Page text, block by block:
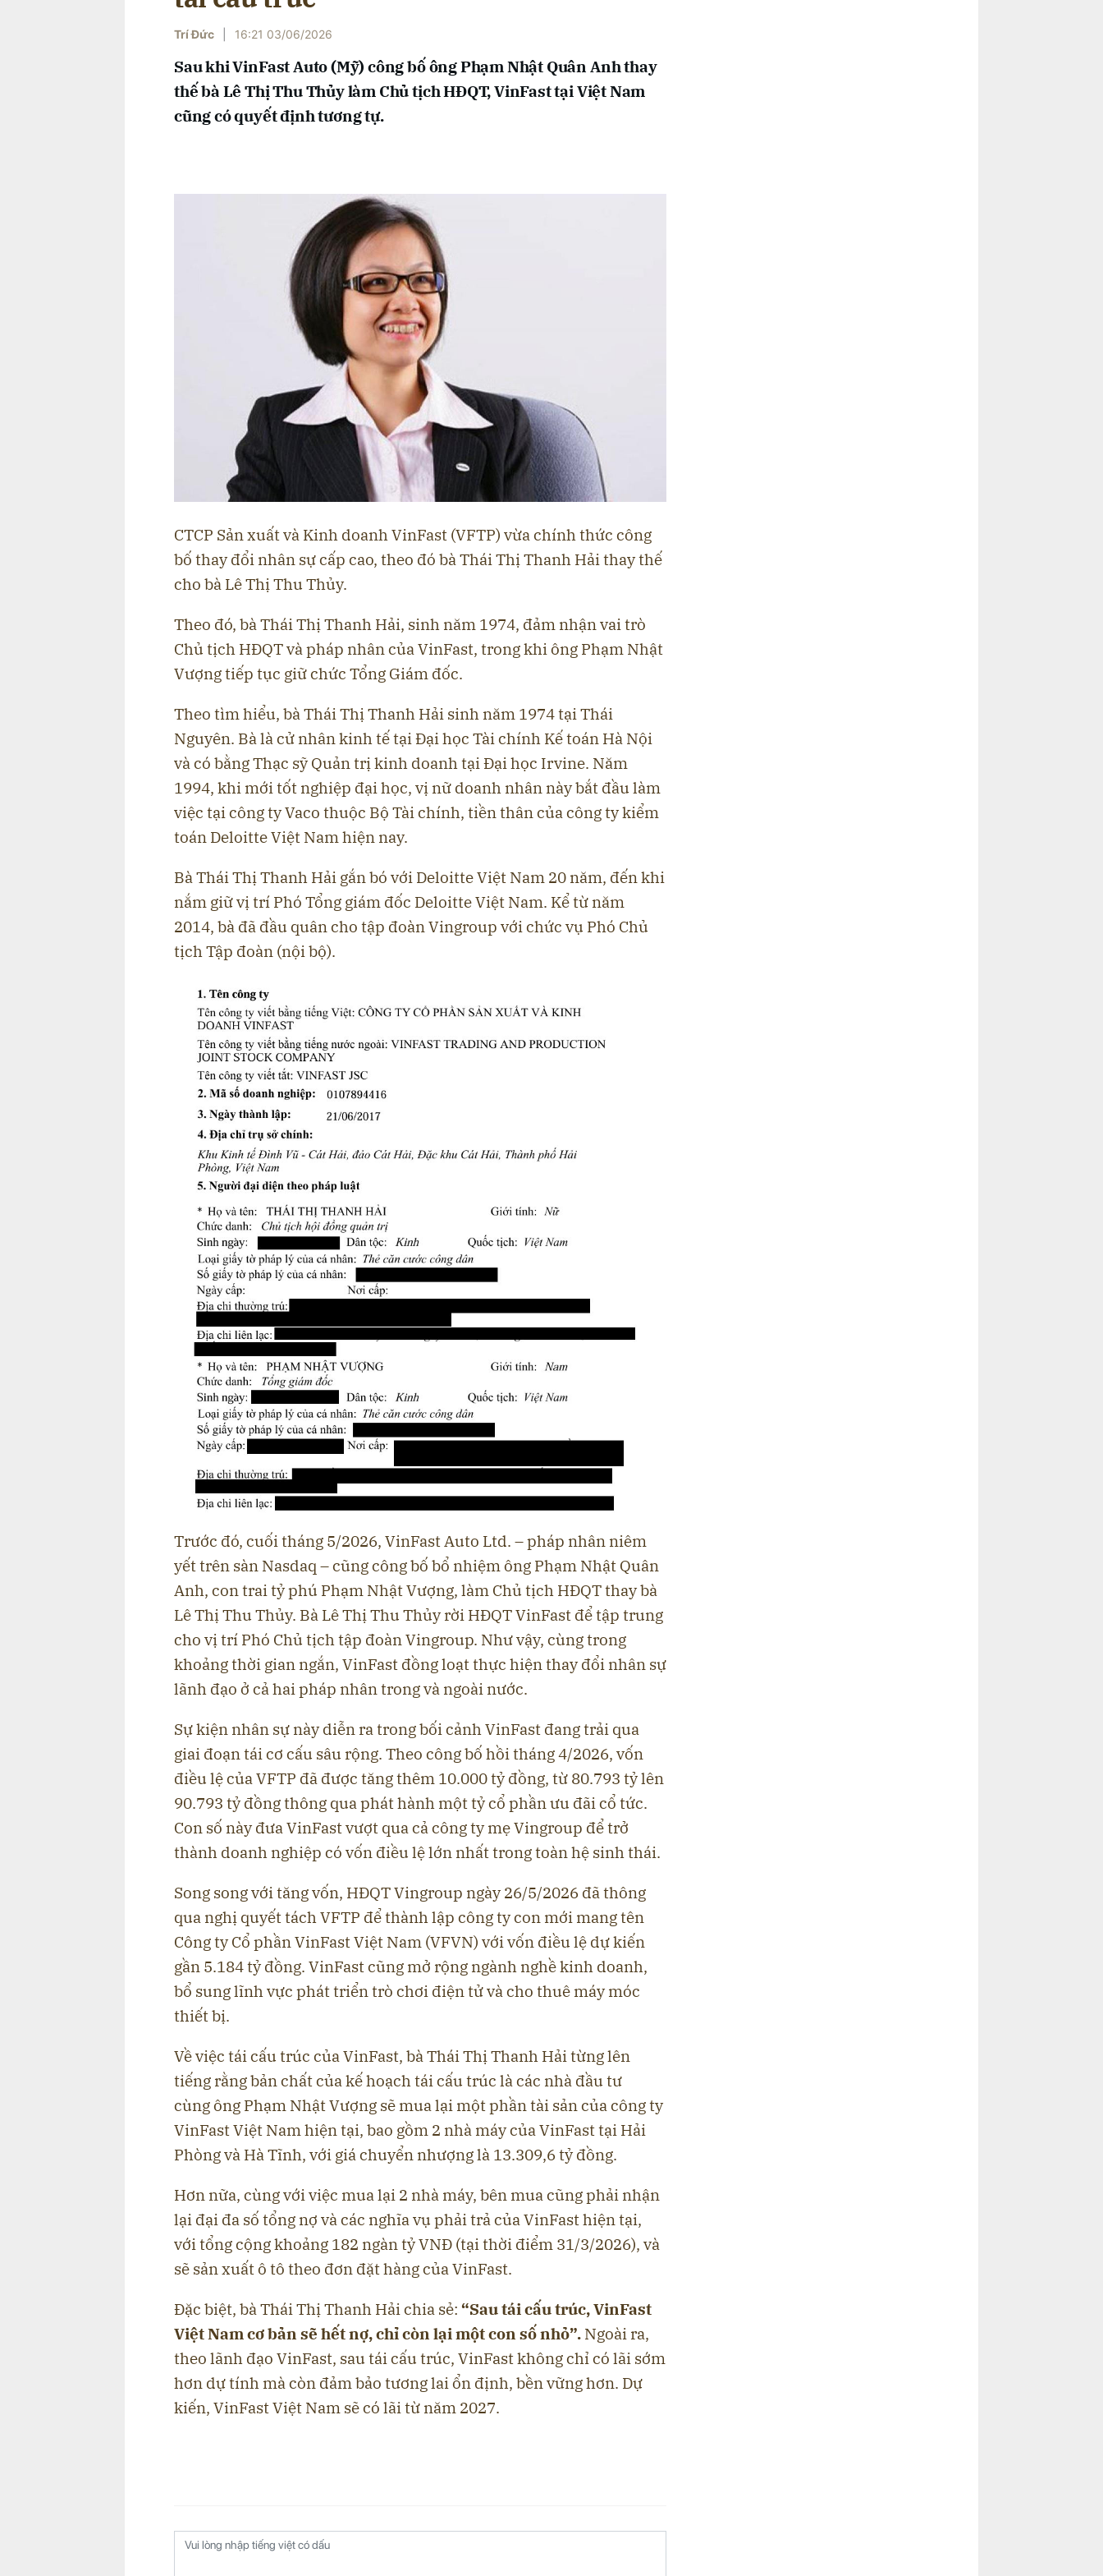
Trí Đức 16:21 03/06/2026
Sau khi VinFast Auto (Mỹ) công bố ông Phạm Nhật Quân Anh thay
thế bà Lê Thị Thu Thủy làm Chủ tịch HĐQT, VinFast tại Việt Nam
cũng có quyết định tương tự.
CTCP Sản xuất và Kinh doanh VinFast (VFTP) vừa chính thức công
bố thay đổi nhân sự cấp cao, theo đó bà Thái Thị Thanh Hải thay thế
cho bà Lê Thị Thu Thủy.
Theo đó, bà Thái Thị Thanh Hải, sinh năm 1974, đảm nhận vai trò
Chủ tịch HĐQT và pháp nhân của VinFast, trong khi ông Phạm Nhật
Vượng tiếp tục giữ chức Tổng Giám đốc.
Theo tìm hiểu, bà Thái Thị Thanh Hải sinh năm 1974 tại Thái
Nguyên. Bà là cử nhân kinh tế tại Đại học Tài chính Kế toán Hà Nội
và có bằng Thạc sỹ Quản trị kinh doanh tại Đại học Irvine. Năm
1994, khi mới tốt nghiệp đại học, vị nữ doanh nhân này bắt đầu làm
việc tại công ty Vaco thuộc Bộ Tài chính, tiền thân của công ty kiểm
toán Deloitte Việt Nam hiện nay.
Bà Thái Thị Thanh Hải gắn bó với Deloitte Việt Nam 20 năm, đến khi
nắm giữ vị trí Phó Tổng giám đốc Deloitte Việt Nam. Kể từ năm
2014, bà đã đầu quân cho tập đoàn Vingroup với chức vụ Phó Chủ
tịch Tập đoàn (nội bộ).
Trước đó, cuối tháng 5/2026, VinFast Auto Ltd. – pháp nhân niêm
yết trên sàn Nasdaq – cũng công bố bổ nhiệm ông Phạm Nhật Quân
Anh, con trai tỷ phú Phạm Nhật Vượng, làm Chủ tịch HĐQT thay bà
Lê Thị Thu Thủy. Bà Lê Thị Thu Thủy rời HĐQT VinFast để tập trung
cho vị trí Phó Chủ tịch tập đoàn Vingroup. Như vậy, cùng trong
khoảng thời gian ngắn, VinFast đồng loạt thực hiện thay đổi nhân sự
lãnh đạo ở cả hai pháp nhân trong và ngoài nước.
Sự kiện nhân sự này diễn ra trong bối cảnh VinFast đang trải qua
giai đoạn tái cơ cấu sâu rộng. Theo công bố hồi tháng 4/2026, vốn
điều lệ của VFTP đã được tăng thêm 10.000 tỷ đồng, từ 80.793 tỷ lên
90.793 tỷ đồng thông qua phát hành một tỷ cổ phần ưu đãi cổ tức.
Con số này đưa VinFast vượt qua cả công ty mẹ Vingroup để trở
thành doanh nghiệp có vốn điều lệ lớn nhất trong toàn hệ sinh thái.
Song song với tăng vốn, HĐQT Vingroup ngày 26/5/2026 đã thông
qua nghị quyết tách VFTP để thành lập công ty con mới mang tên
Công ty Cổ phần VinFast Việt Nam (VFVN) với vốn điều lệ dự kiến
gần 5.184 tỷ đồng. VinFast cũng mở rộng ngành nghề kinh doanh,
bổ sung lĩnh vực phát triển trò chơi điện tử và cho thuê máy móc
thiết bị.
Về việc tái cấu trúc của VinFast, bà Thái Thị Thanh Hải từng lên
tiếng rằng bản chất của kế hoạch tái cấu trúc là các nhà đầu tư
cùng ông Phạm Nhật Vượng sẽ mua lại một phần tài sản của công ty
VinFast Việt Nam hiện tại, bao gồm 2 nhà máy của VinFast tại Hải
Phòng và Hà Tĩnh, với giá chuyển nhượng là 13.309,6 tỷ đồng.
Hơn nữa, cùng với việc mua lại 2 nhà máy, bên mua cũng phải nhận
lại đại đa số tổng nợ và các nghĩa vụ phải trả của VinFast hiện tại,
với tổng cộng khoảng 182 ngàn tỷ VNĐ (tại thời điểm 31/3/2026), và
sẽ sản xuất ô tô theo đơn đặt hàng của VinFast.
Đặc biệt, bà Thái Thị Thanh Hải chia sẻ: “Sau tái cấu trúc, VinFast
Việt Nam cơ bản sẽ hết nợ, chỉ còn lại một con số nhỏ”. Ngoài ra,
theo lãnh đạo VinFast, sau tái cấu trúc, VinFast không chỉ có lãi sớm
hơn dự tính mà còn đảm bảo tương lai ổn định, bền vững hơn. Dự
kiến, VinFast Việt Nam sẽ có lãi từ năm 2027.